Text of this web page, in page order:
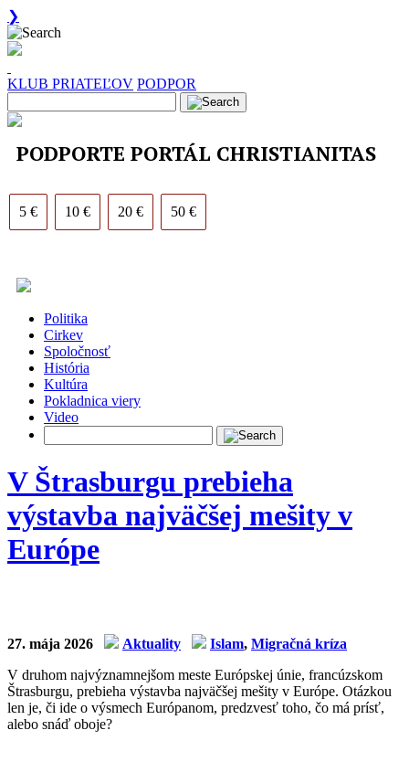
❯
KLUB PRIATEĽOV PODPOR
PODPORTE PORTÁL CHRISTIANITAS
5 € 10 € 20 € 50 €
Politika
Cirkev
Spoločnosť
História
Kultúra
Pokladnica viery
Video
V Štrasburgu prebieha
výstavba najväčšej mešity v
Európe
27. mája 2026 Aktuality Islam, Migračná kríza
V druhom najvýznamnejšom meste Európskej únie, francúzskom
Štrasburgu, prebieha výstavba najväčšej mešity v Európe. Otázkou
len je, či ide o výsmech Európanom, predzvesť toho, čo má prísť,
alebo snáď oboje?